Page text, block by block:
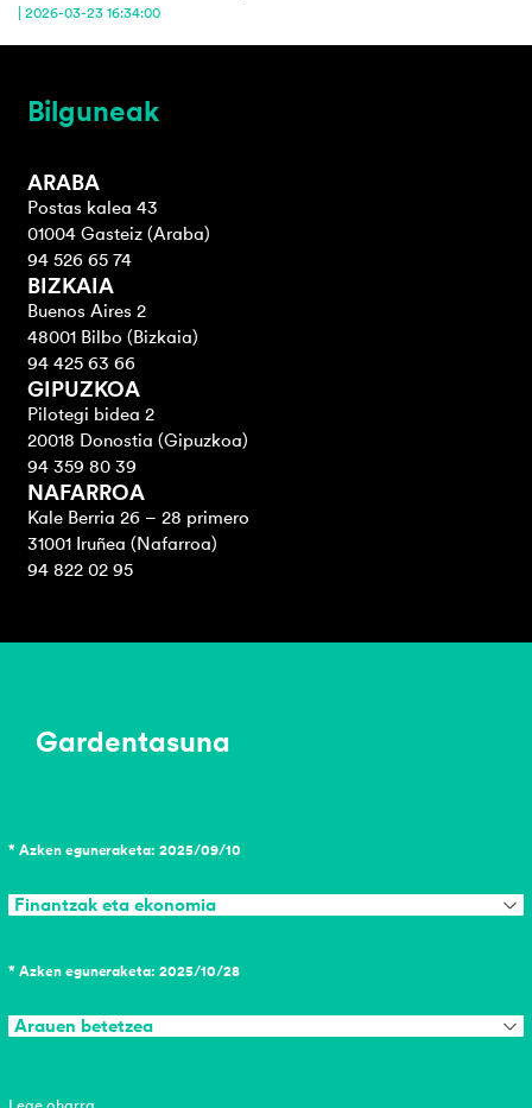
| 2026-03-23 16:34:00
Bilguneak
ARABA
Postas kalea 43
01004 Gasteiz (Araba)
94 526 65 74
BIZKAIA
Buenos Aires 2
48001 Bilbo (Bizkaia)
94 425 63 66
GIPUZKOA
Pilotegi bidea 2
20018 Donostia (Gipuzkoa)
94 359 80 39
NAFARROA
Kale Berria 26 – 28 primero
31001 Iruñea (Nafarroa)
94 822 02 95
Gardentasuna
* Azken eguneraketa: 2025/09/10
Finantzak eta ekonomia
* Azken eguneraketa: 2025/10/28
Arauen betetzea